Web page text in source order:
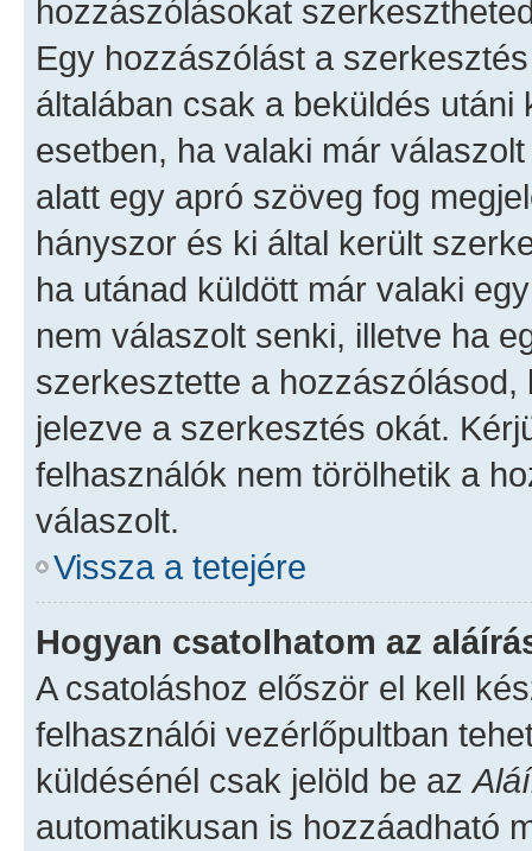
hozzászólásokat
Egy hozzászólást a
általában csak a beküldés
esetben, ha valaki már
alatt egy apró szöveg fog
hányszor és ki által került
ha utánad küldött már valaki
nem válaszolt senki, illetve ha
szerkesztette a
jelezve a szerkesztés okát.
felhasználók nem törölhetik a
válaszolt.
Vissza a tetejére
Hogyan csatolhatom az
A csatoláshoz először el kell
felhasználói vezérlőpultban
küldésénél csak jelöld be az
automatikusan is hozzáadható